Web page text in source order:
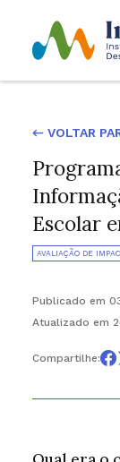
← VOLTAR
Escolar
AVALIAÇÃO DE
Publicado em
Atualizado em
Compartilhe: